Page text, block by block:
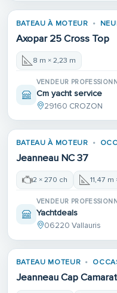
BATEAU À MOTEUR
Axopar 25 Cross Top
8 m × 2,23 m
VENDEUR
Cm yacht service
29160 CROZON
BATEAU À MOTEUR
Jeanneau NC 37
2 × 270 ch 11,47
VENDEUR
Yachtdeals
06220 Vallauris
BATEAU MOTEUR
Jeanneau Cap